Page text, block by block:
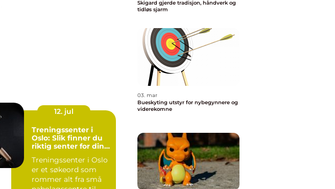
12. jul
Treningssenter i
Oslo: Slik finner du
riktig senter for dine
Treningssenter i Oslo
er et søkeord som
rommer alt fra små
Skigard gjerde tradisjon, håndverk og
tidløs sjarm
03. mar
Bueskyting utstyr for nybegynnere og
viderekomne